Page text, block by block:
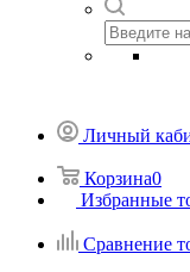
Личный
Корзина0
Избранные
Сравнение